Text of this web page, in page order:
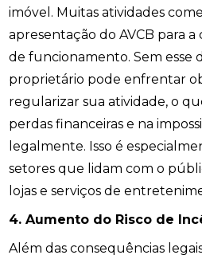
imóvel. Muitas atividades
apresentação do AVCB para a
de funcionamento. Sem esse
proprietário pode enfrentar
regularizar sua atividade, o
perdas financeiras e na
legalmente. Isso é
setores que lidam com o
lojas e serviços de
4. Aumento do Risco de
Além das consequências